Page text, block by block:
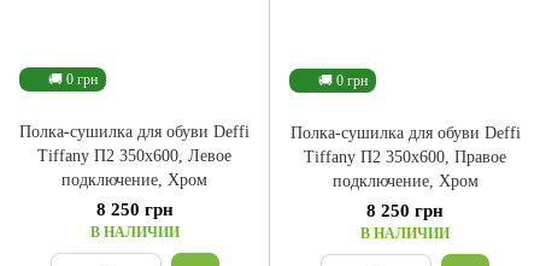
🚚 0 грн
Полка-сушилка для обуви Deffi
Tiffany П2 350x600, Левое
подключение, Хром
8 250 грн
В НАЛИЧИИ
🚚 0 грн
Полка-сушилка для обуви Deffi
Tiffany П2 350x600, Правое
подключение, Хром
8 250 грн
В НАЛИЧИИ